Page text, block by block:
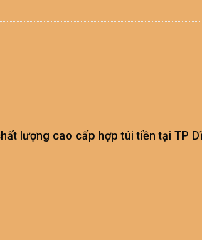
lượng cao cấp hợp túi tiền tại TP